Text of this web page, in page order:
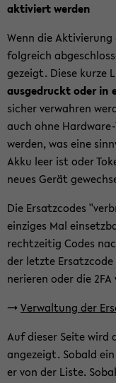
ak­ti­viert wer­den
Wenn die
folg­reich
ge­zeigt. Diese kurze
aus­ge­druckt oder in
si­cher ver­wah­ren
auch ohne
wer­den, was eine
Akku leer ist oder
neues Gerät
Die Er­satz­codes
ein­zi­ges Mal
recht­zei­tig Codes
der letz­te
ne­rie­ren oder die
->Ver­wal­tung der
Auf die­ser Seite wird
an­ge­zeigt. So­bald
er von der Liste.